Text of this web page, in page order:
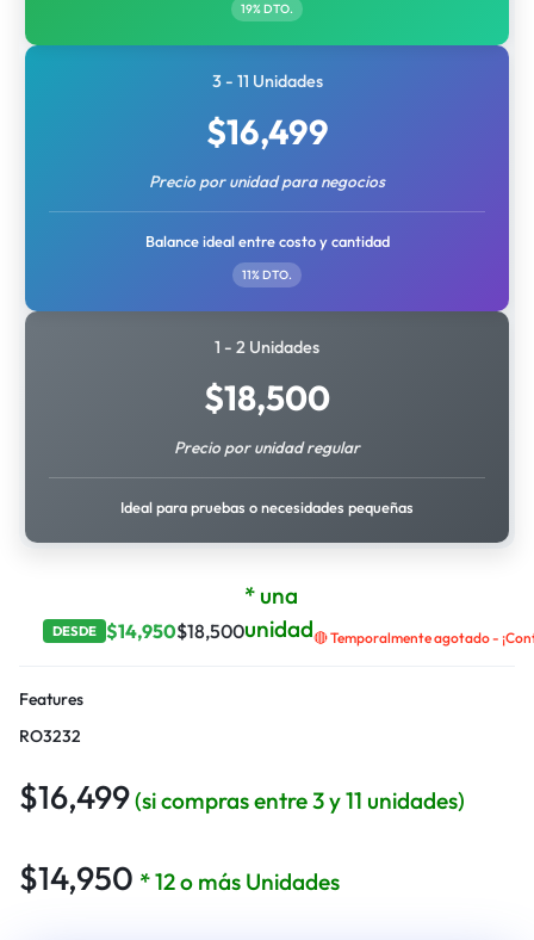
19% DTO.
3 - 11 Unidades
$16,499
Precio por unidad para negocios
Balance ideal entre costo y cantidad
11% DTO.
1 - 2 Unidades
$18,500
Precio por unidad regular
Ideal para pruebas o necesidades pequeñas
DESDE $14,950$18,500
* una
unidad🔴 Temporalmente agotado -
Features
RO3232
$16,499(si compras entre 3 y 11 unidades)
$14,950 * 12 o más Unidades